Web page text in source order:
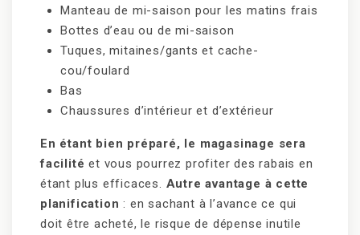
Manteau de mi-saison pour les matins frais
Bottes d’eau ou de mi-saison
Tuques, mitaines/gants et cache-
cou/foulard
Bas
Chaussures d’intérieur et d’extérieur
En étant bien préparé, le magasinage sera
facilité et vous pourrez profiter des rabais en
étant plus efficaces. Autre avantage à cette
planification : en sachant à l’avance ce qui
doit être acheté, le risque de dépense inutile